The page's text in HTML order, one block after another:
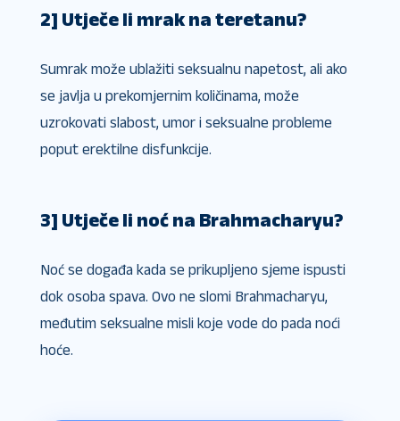
2] Utječe li mrak na teretanu?
Sumrak može ublažiti seksualnu napetost, ali ako
se javlja u prekomjernim količinama, može
uzrokovati slabost, umor i seksualne probleme
poput erektilne disfunkcije.
3] Utječe li noć na Brahmacharyu?
Noć se događa kada se prikupljeno sjeme ispusti
dok osoba spava. Ovo ne slomi Brahmacharyu,
međutim seksualne misli koje vode do pada noći
hoće.